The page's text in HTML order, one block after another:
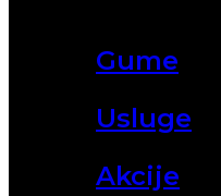
Gume
Usluge
Akcije